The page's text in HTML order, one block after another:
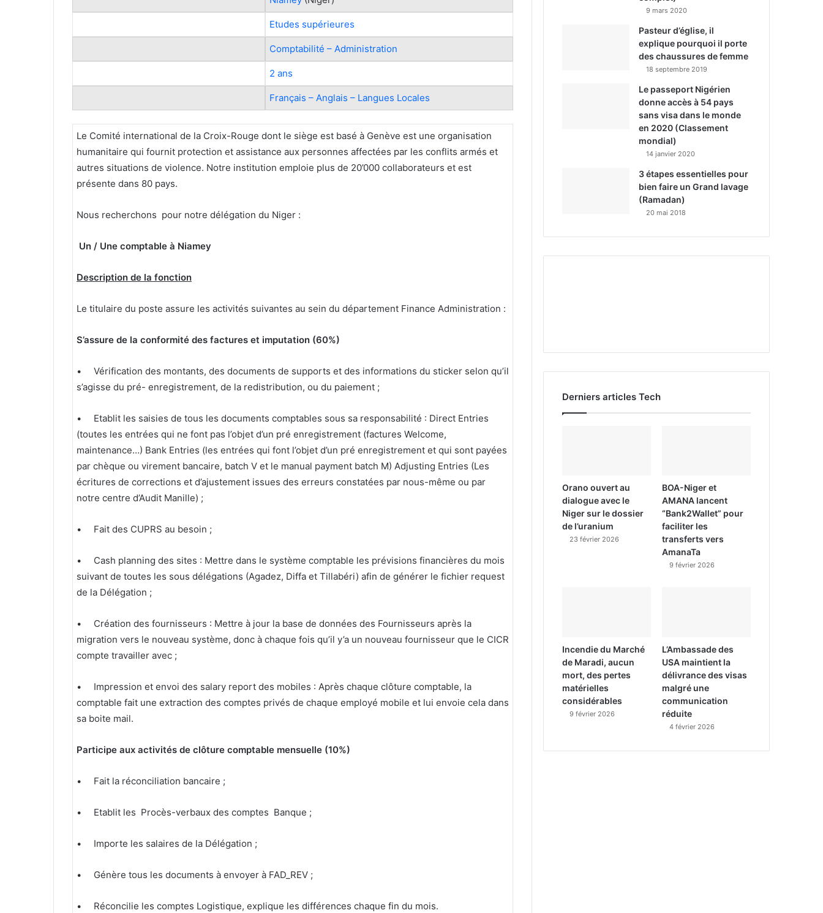
Etudes supérieures
Comptabilité – Administration
2 ans
Français – Anglais – Langues Locales
Le Comité international de la Croix-Rouge dont le siège est basé à Genève est une organisation
humanitaire qui fournit protection et assistance aux personnes affectées par les conflits armés et
autres situations de violence. Notre institution emploie plus de 20’000 collaborateurs et est
présente dans 80 pays.
Nous recherchons pour notre délégation du Niger :
Un / Une comptable à Niamey
Description de la fonction
Le titulaire du poste assure les activités suivantes au sein du département Finance Administration :
S’assure de la conformité des factures et imputation (60%)
• Vérification des montants, des documents de supports et des informations du sticker selon qu’il
s’agisse du pré- enregistrement, de la redistribution, ou du paiement ;
• Etablit les saisies de tous les documents comptables sous sa responsabilité : Direct Entries
(toutes les entrées qui ne font pas l’objet d’un pré enregistrement (factures Welcome,
maintenance…) Bank Entries (les entrées qui font l’objet d’un pré enregistrement et qui sont payées
par chèque ou virement bancaire, batch V et le manual payment batch M) Adjusting Entries (Les
écritures de corrections et d’ajustement issues des erreurs constatées par nous-même ou par
notre centre d’Audit Manille) ;
• Fait des CUPRS au besoin ;
• Cash planning des sites : Mettre dans le système comptable les prévisions financières du mois
suivant de toutes les sous délégations (Agadez, Diffa et Tillabéri) afin de générer le fichier request
de la Délégation ;
• Création des fournisseurs : Mettre à jour la base de données des Fournisseurs après la
migration vers le nouveau système, donc à chaque fois qu’il y’a un nouveau fournisseur que le CICR
compte travailler avec ;
• Impression et envoi des salary report des mobiles : Après chaque clôture comptable, la
comptable fait une extraction des comptes privés de chaque employé mobile et lui envoie cela dans
sa boite mail.
Participe aux activités de clôture comptable mensuelle (10%)
• Fait la réconciliation bancaire ;
• Etablit les Procès-verbaux des comptes Banque ;
• Importe les salaires de la Délégation ;
• Génère tous les documents à envoyer à FAD_REV ;
• Réconcilie les comptes Logistique, explique les différences chaque fin du mois.
9 mars 2020
Pasteur d’église, il
explique pourquoi il porte
des chaussures de femme
18 septembre 2019
Le passeport Nigérien
donne accès à 54 pays
sans visa dans le monde
en 2020 (Classement
mondial)
14 janvier 2020
3 étapes essentielles pour
bien faire un Grand lavage
(Ramadan)
20 mai 2018
Derniers articles Tech
Orano ouvert au
dialogue avec le
Niger sur le dossier
de l’uranium
23 février 2026
BOA-Niger et
AMANA lancent
“Bank2Wallet” pour
faciliter les
transferts vers
AmanaTa
9 février 2026
Incendie du Marché
de Maradi, aucun
mort, des pertes
matérielles
considérables
9 février 2026
L’Ambassade des
USA maintient la
délivrance des visas
malgré une
communication
réduite
4 février 2026